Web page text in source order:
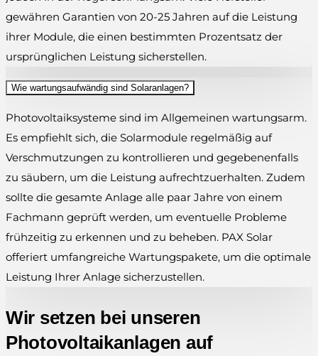
gewähren Garantien von 20-25 Jahren auf die Leistung
ihrer Module, die einen bestimmten Prozentsatz der
ursprünglichen Leistung sicherstellen.
Wie wartungsaufwändig sind Solaranlagen?
Photovoltaiksysteme sind im Allgemeinen wartungsarm.
Es empfiehlt sich, die Solarmodule regelmäßig auf
Verschmutzungen zu kontrollieren und gegebenenfalls
zu säubern, um die Leistung aufrechtzuerhalten. Zudem
sollte die gesamte Anlage alle paar Jahre von einem
Fachmann geprüft werden, um eventuelle Probleme
frühzeitig zu erkennen und zu beheben. PAX Solar
offeriert umfangreiche Wartungspakete, um die optimale
Leistung Ihrer Anlage sicherzustellen.
Wir setzen bei unseren
Photovoltaikanlagen auf